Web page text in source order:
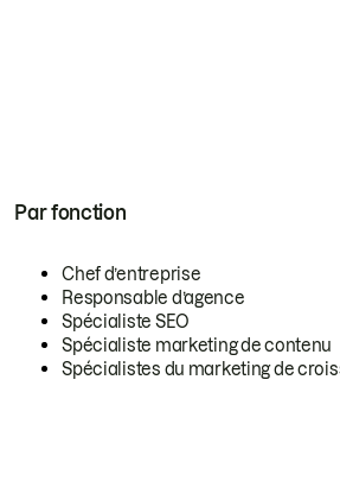
Par fonction
Chef d’entreprise
Responsable d’agence
Spécialiste SEO
Spécialiste marketing de contenu
Spécialistes du marketing de